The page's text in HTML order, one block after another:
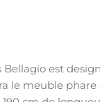
Bellagio est
le meuble